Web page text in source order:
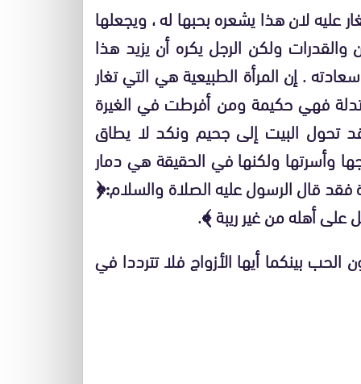
عليه لان هذا يشعره بحبها له ، ويجعلها
ولكن الرجل يكره أن يزيد هذا
. إن المرأة الطبيعية هي التي تغار
فهي حكيمة ومن أفرطت في الغيرة
تحول البيت إلى جحيم ونكد لا يطاق
وأسرتها ولكنها في الحقيقة هي دمار
فقد قال الرسول عليه الصلاة والسلام﴿
على أهله من غير ريبة ﴾.
بينكما أيها الأزواج فلا تترددا في